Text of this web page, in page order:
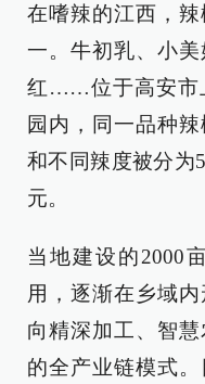
在嗜辣的江西，
一。牛初乳、小
红……位于高安市
园内，同一品种
和不同辣度被分为
元。
当地建设的2000
用，逐渐在乡域
向精深加工、智
的全产业链模式